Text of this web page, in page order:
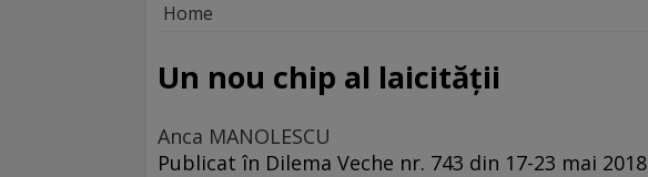
Home
DIN POLUL PLUS
Un nou chip al laicităţii
Anca MANOLESCU
Publicat în Dilema Veche nr. 743 din 17-23 mai 2018